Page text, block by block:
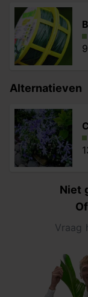
Alternatieven
Niet
Vraag